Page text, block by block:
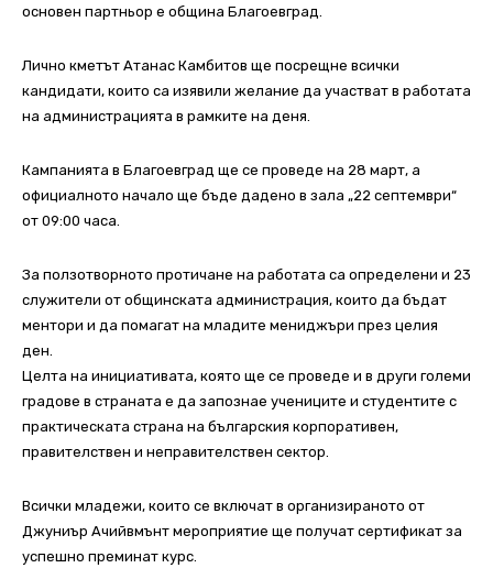
основен партньор е община Благоевград.
Лично кметът Атанас Камбитов ще посрещне всички
кандидати, които са изявили желание да участват в работата
на администрацията в рамките на деня.
Кампанията в Благоевград ще се проведе на 28 март, а
официалното начало ще бъде дадено в зала „22 септември“
от 09:00 часа.
За ползотворното протичане на работата са определени и 23
служители от общинската администрация, които да бъдат
ментори и да помагат на младите мениджъри през целия
ден.
Целта на инициативата, която ще се проведе и в други големи
градове в страната е да запознае учениците и студентите с
практическата страна на българския корпоративен,
правителствен и неправителствен сектор.
Всички младежи, които се включат в организираното от
Джуниър Ачийвмънт мероприятие ще получат сертификат за
успешно преминат курс.